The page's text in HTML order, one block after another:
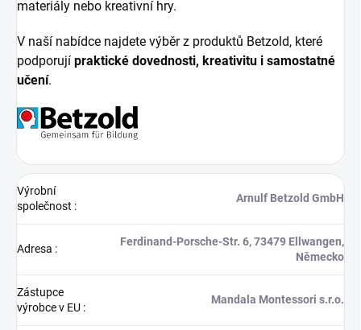
materiály nebo kreativní hry.
V naší nabídce najdete výběr z produktů Betzold, které
podporují praktické dovednosti, kreativitu i samostatné
učení.
Výrobní
společnost :
Arnulf Betzold GmbH
Adresa :
Ferdinand-Porsche-Str. 6, 73479 Ellwangen,
Německo
Zástupce
výrobce v EU :
Mandala Montessori s.r.o.